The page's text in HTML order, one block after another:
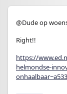
@Dude op
Right!!
https://
helmondse-